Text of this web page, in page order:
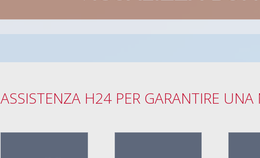
VISUALIZZA
ASSISTENZA H24 PER GARANTIRE